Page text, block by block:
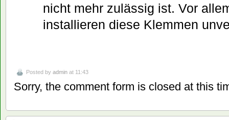
nicht mehr zulässig ist. Vor
installieren diese Klemmen
Posted by admin at 11:43
Sorry, the comment form is closed at this